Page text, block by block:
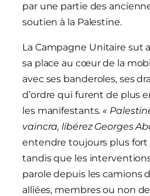
par une partie des
soutien à la Palestine.
La Campagne Unitaire sut
sa place au cœur de la
avec ses banderoles, ses
d’ordre qui furent de plus
les manifestants. «
vaincra, libérez Georges
entendre toujours plus fort
tandis que les
parole depuis les camions
alliées, membres ou non